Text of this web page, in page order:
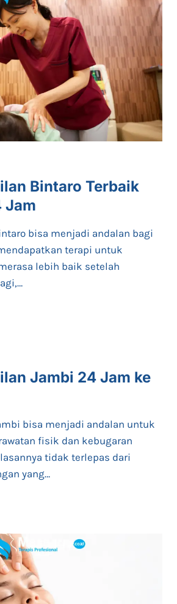
Bintaro Terbaik
Jam
bisa menjadi andalan bagi
terapi untuk
lebih baik setelah
Jambi 24 Jam ke
bisa menjadi andalan untuk
fisik dan kebugaran
tidak terlepas dari
yang…